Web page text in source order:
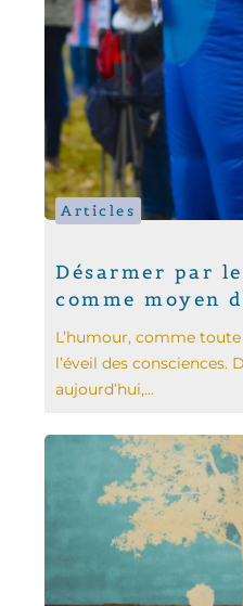
Articles
Désarmer par
comme moyen
L’humour, comme
l’éveil des consciences.
aujourd’hui,...